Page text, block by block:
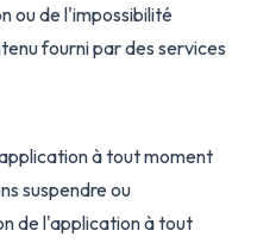
ou de l'impossibilité
fourni par des services
à tout moment
suspendre ou
de l'application à tout